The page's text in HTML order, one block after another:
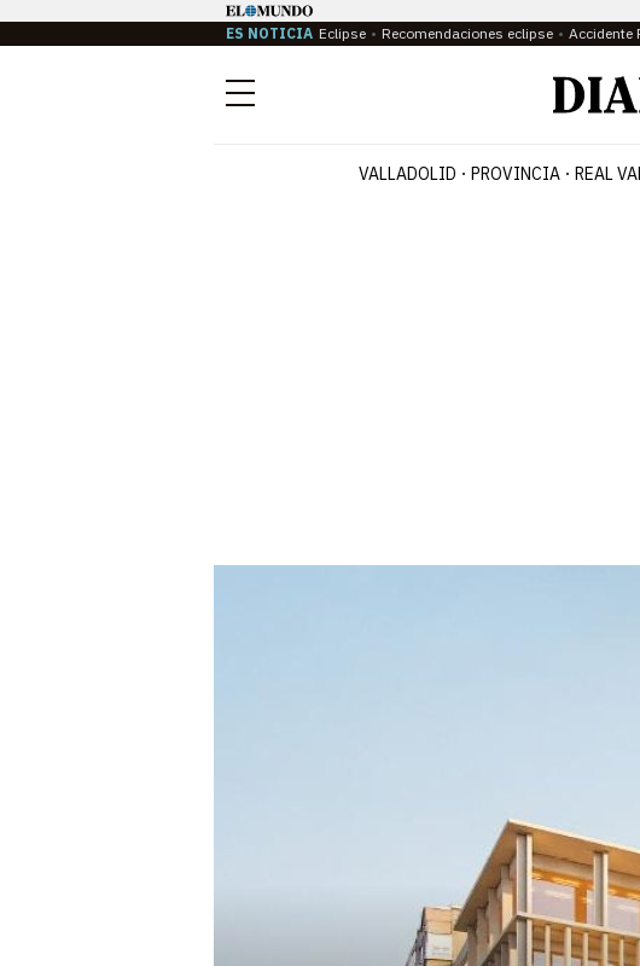
ES NOTICIA Eclipse Recomendaciones eclipse Accidente
Menú
VALLADOLID PROVINCIA REAL